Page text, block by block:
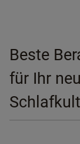
Beste
für Ihr